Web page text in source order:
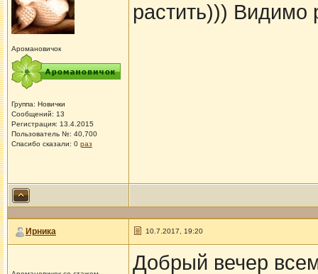
Аромановичок
Группа: Новички
Сообщений: 13
Регистрация: 13.4.2015
Пользователь №: 40,700
Спасибо сказали: 0 раз
растить))) Видимо
Ирника 10.7.2017, 19:20
Добрый вечер